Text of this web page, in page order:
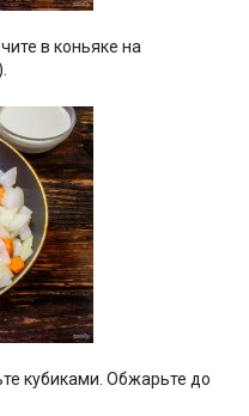
в коньяке на
кубиками. Обжарьте до